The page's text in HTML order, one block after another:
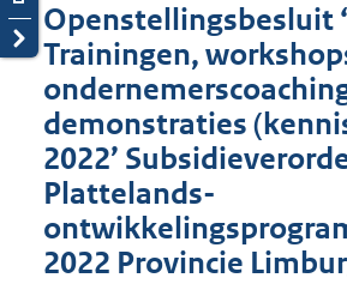
Openstellingsbesluit
Trainingen,
demonstraties
2022’
Plattelands-
2022 Provincie